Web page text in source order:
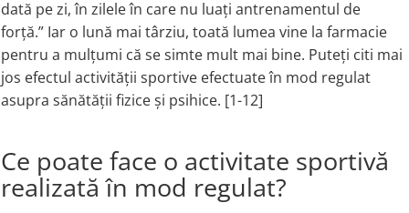
Saccharomyces Boulardii
CAROTENOIZI
Astaxantina
Beta-Caroten
Licopen
Zeaxantina
NOOTROPICE
Coada de Curcan Ciuperca
Melatonina
DETOXIFIERE SI SLABIRE
Garcinia
CLA (Acid Linoleic Conjugat)
ANTIINFLAMATOARE SI
ANALGEZICE
Gheara Diavolului (Devil's Claw)
Gheara Pisicii (Cat's Claw)
Ginkgo Biloba
Glucozamina
Glutamina
Glutation
Graviola
GABA
I
dată pe zi, în zilele în care nu luați antrenamentul de
forță.” Iar o lună mai târziu, toată lumea vine la farmacie
pentru a mulțumi că se simte mult mai bine. Puteți citi mai
jos efectul activității sportive efectuate în mod regulat
asupra sănătății fizice și psihice. [1-12]
Ce poate face o activitate sportivă
realizată în mod regulat?